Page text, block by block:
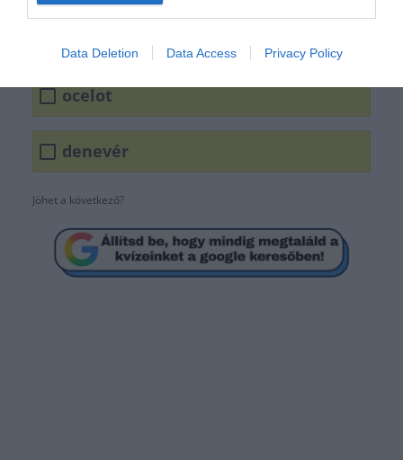
Data Deletion Data Access Privacy Policy
ocelot
denevér
Jöhet a következő?